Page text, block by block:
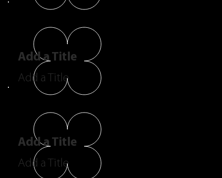
Add a Title
Add a Title
Add a Title
Add a Title